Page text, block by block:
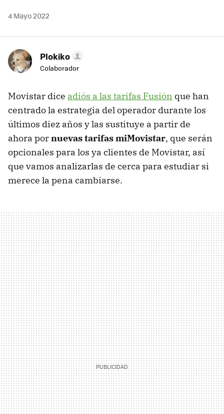
4 Mayo 2022
Plokiko
Colaborador
Movistar dice adiós a las tarifas Fusión que han
centrado la estrategia del operador durante los
últimos diez años y las sustituye a partir de
ahora pornuevas tarifas miMovistar, que serán
opcionales para los ya clientes de Movistar, así
que vamos analizarlas de cerca para estudiar si
merece la pena cambiarse.